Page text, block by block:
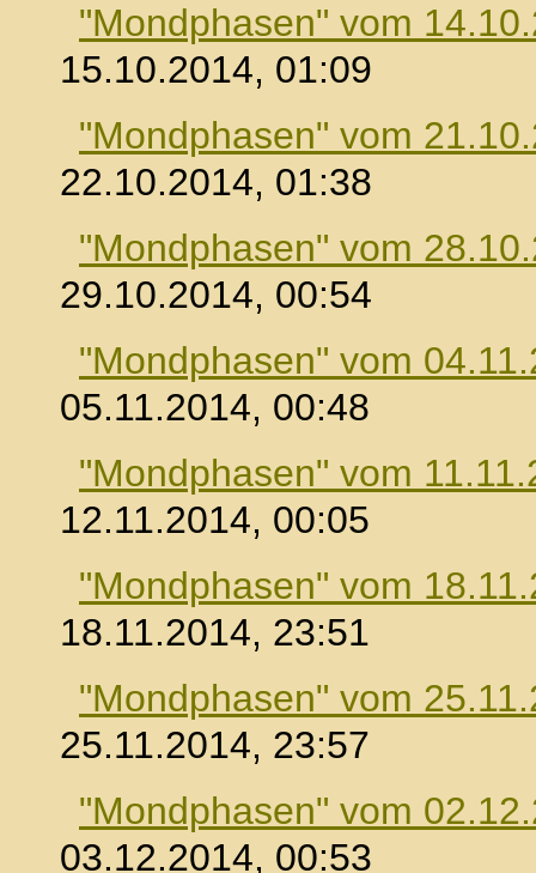
"Mondphasen" vom
15.10.2014, 01:09
"Mondphasen" vom
22.10.2014, 01:38
"Mondphasen" vom
29.10.2014, 00:54
"Mondphasen" vom
05.11.2014, 00:48
"Mondphasen" vom
12.11.2014, 00:05
"Mondphasen" vom
18.11.2014, 23:51
"Mondphasen" vom
25.11.2014, 23:57
"Mondphasen" vom
03.12.2014, 00:53